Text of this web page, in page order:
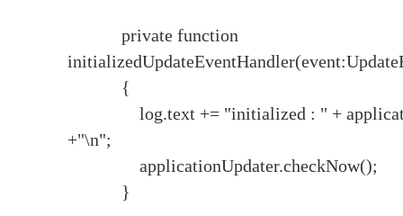
private function
{
log.text += "initialized : " +
+"\n";
applicationUpdater.checkNow();
}